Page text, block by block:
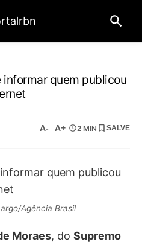
informar quem publicou
A- A+ 2 MIN SALVE
Agência Brasil
Moraes, do Supremo